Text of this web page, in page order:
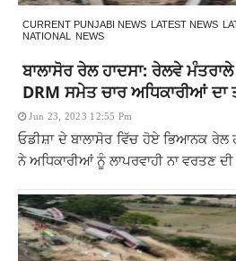
CURRENT PUNJABI NEWS LATEST NEWS
NATIONAL
NEWS
ਬਾਲਾਸੋਰ ਰੇਲ ਹਾਦਸਾ: ਰੇਲਵੇ
DRM ਸਮੇਤ ਚਾਰ ਅਧਿਕਾਰੀਆਂ ਦਾ
Jun 23, 2023 12:55 Pm
ਓਡੀਸ਼ਾ ਦੇ ਬਾਲਾਸੋਰ ਵਿੱਚ ਹੋਏ ਭਿਆਨਕ
ਨੇ ਅਧਿਕਾਰੀਆਂ ਨੂੰ ਲਾਪਰਵਾਹੀ ਨਾ ਵਰਤਣ